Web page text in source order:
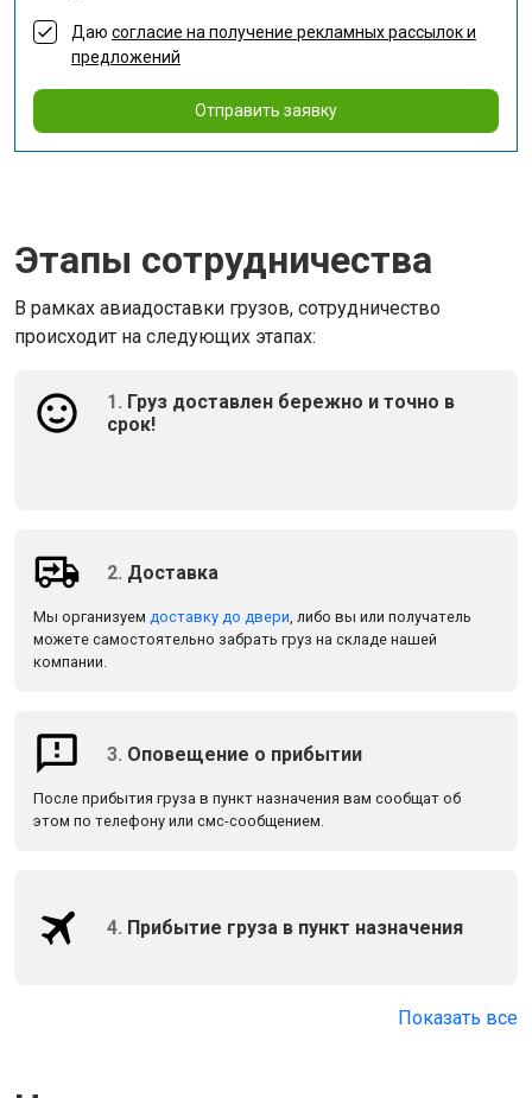
Даю согласие на получение рекламных рассылок и
предложений
Отправить заявку
Этапы сотрудничества
В рамках авиадоставки грузов, сотрудничество
происходит на следующих этапах:
1. Груз доставлен бережно и точно в
срок!
2. Доставка
Мы организуем доставку до двери, либо вы или получатель
можете самостоятельно забрать груз на складе нашей
компании.
3. Оповещение о прибытии
После прибытия груза в пункт назначения вам сообщат об
этом по телефону или смс-сообщением.
4. Прибытие груза в пункт назначения
Показать все